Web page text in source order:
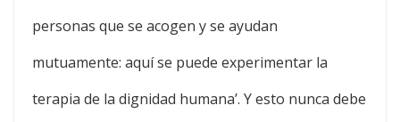
personas que se acogen y se ayudan
mutuamente: aquí se puede experimentar la
terapia de la dignidad humana’. Y esto nunca debe